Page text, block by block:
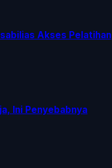
Akses Pelatihan
Ini Penyebabnya